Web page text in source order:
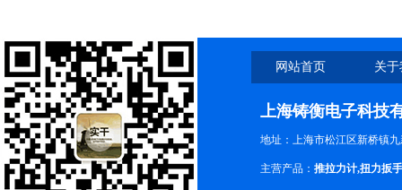
网站首页 关
上海铸衡电子科技
地址：上海市松江区新桥镇
主营产品： 推拉力计,扭力扳手